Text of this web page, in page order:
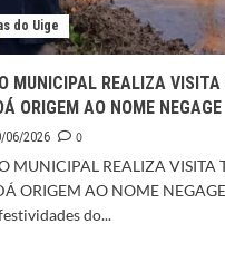
do Uige
MUNICIPAL REALIZA
ORIGEM AO NOME NEGAGE
06/2026
0
MUNICIPAL REALIZA VISITA
ORIGEM AO NOME
do...